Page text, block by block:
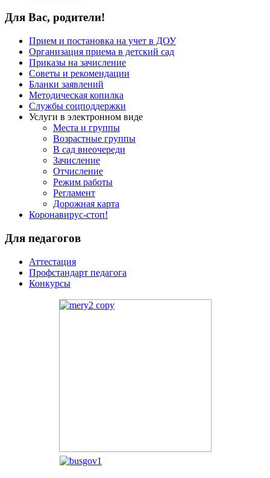
Для Вас, родители!
Прием и постановка на учет в ДОУ
Организация приема в детский сад
Приказы на зачисление
Советы и рекомендации
Бланки заявлений
Методическая копилка
Службы соцподдержки
Услуги в электронном виде
Места и группы
Возрастные группы
В сад внеочереди
Зачисление
Отчисление
Режим работы
Регламент
Дорожная карта
Коронавирус-стоп!
Для педагогов
Аттестация
Профстандарт педагога
Конкурсы